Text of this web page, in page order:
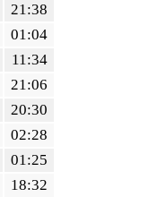
21:38
01:04
11:34
21:06
20:30
02:28
01:25
18:32